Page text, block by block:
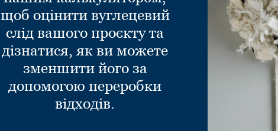
щоб оцінити вуглецевий
слід вашого проєкту та
дізнатися, як ви можете
зменшити його за
допомогою переробки
відходів.